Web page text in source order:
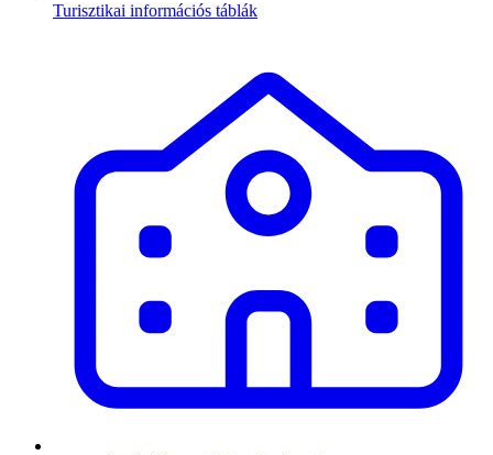
Turisztikai információs táblák